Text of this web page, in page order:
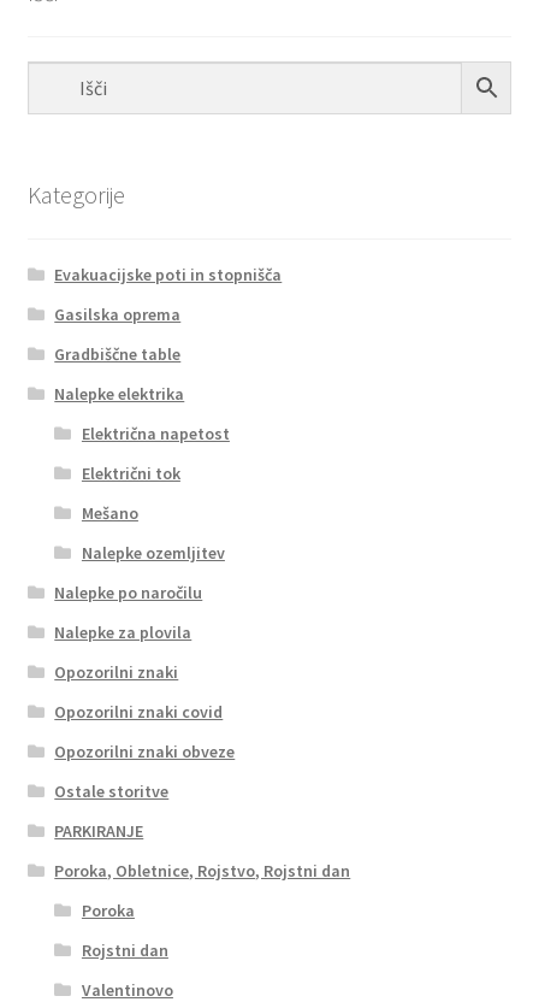
Kategorije
Evakuacijske poti in stopnišča
Gasilska oprema
Gradbiščne table
Nalepke elektrika
Električna napetost
Električni tok
Mešano
Nalepke ozemljitev
Nalepke po naročilu
Nalepke za plovila
Opozorilni znaki
Opozorilni znaki covid
Opozorilni znaki obveze
Ostale storitve
PARKIRANJE
Poroka, Obletnice, Rojstvo, Rojstni dan
Poroka
Rojstni dan
Valentinovo